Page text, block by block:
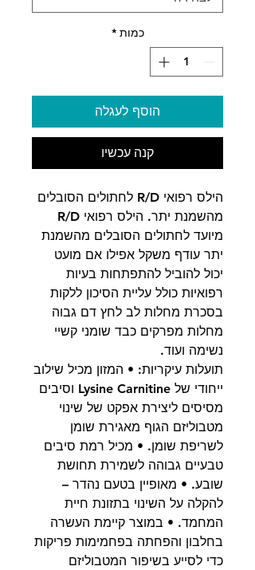
כמות *
הוסף לעגלה
קנה עכשיו
הילס רפואי R/D לחתולים הסובלים
מהשמנת יתר. הילס רפואי R/D
מיועד לחתולים הסובלים מהשמנת
יתר עודף משקל אפילו אם מועט
יכול להוביל להתפתחות בעיות
רפואיות כולל עליית הסיכון ללקות
בסכרת מחלות לב לחץ דם גבוה
מחלות מפרקים כבד שומני קשיי
נשימה ועוד.
תועלות עיקריות: • המזון מכיל שילוב
ייחודי של Lysine Carnitine וסיבים
מסיסים ליצירת אפקט של שינוי
מטבוליזם הגוף מאגירת שומן
לשריפת שומן. • מכיל רמת סיבים
טבעיים גבוהה לשמירת תחושת
שובע. • מאופיין בטעם נהדר –
להקלה על השינוי בתזונת חיית
המחמד. • במוצר קיימת העשרה
בחלבון והפחתה בפחמימות פריקות
כדי לסייע בשיפור המטבוליזם